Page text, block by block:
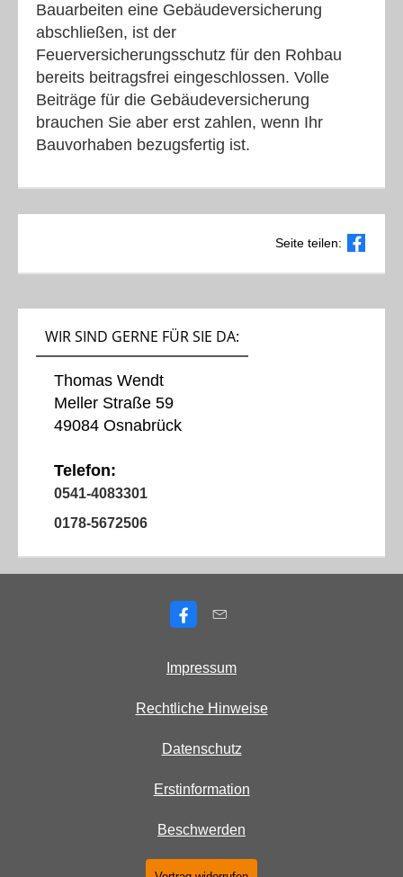
Bauarbeiten eine Gebäudeversicherung
abschließen, ist der
Feuerversicherungsschutz für den Rohbau
bereits beitragsfrei eingeschlossen. Volle
Beiträge für die Gebäudeversicherung
brauchen Sie aber erst zahlen, wenn Ihr
Bauvorhaben bezugsfertig ist.
Seite teilen:
WIR SIND GERNE FÜR SIE DA:
Thomas Wendt
Meller Straße 59
49084 Osnabrück
Telefon:
0541-4083301
0178-5672506
Impressum
Rechtliche Hinweise
Datenschutz
Erstinformation
Beschwerden